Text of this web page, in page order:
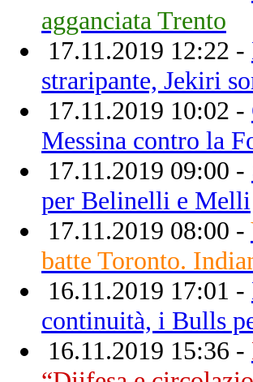
agganciata Trento
17.11.2019 12:22 -
straripante, Jekiri
17.11.2019 10:02 -
Messina contro la
17.11.2019 09:00 -
per Belinelli e Melli
17.11.2019 08:00 -
batte Toronto.
16.11.2019 17:01 -
continuità, i Bulls
16.11.2019 15:36 -